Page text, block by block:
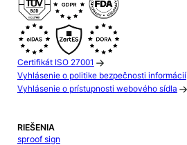
Certifikát ISO 27001
Vyhlásenie o politike bezpečnosti informácií
Vyhlásenie o prístupnosti webového sídla
RIEŠENIA
sproof sign